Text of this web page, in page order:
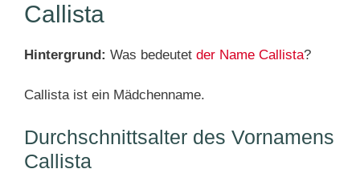
Callista
Hintergrund: Was bedeutet der Name Callista?
Callista ist ein Mädchenname.
Durchschnittsalter des Vornamens
Callista